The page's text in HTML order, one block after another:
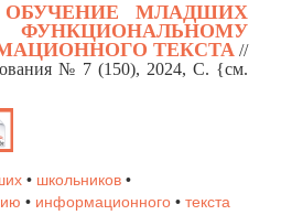
ОБУЧЕНИЕ МЛАДШИХ
ТЕКСТА //
№ 7 (150), 2024, C. {см.
• школьников •
• информационного • текста